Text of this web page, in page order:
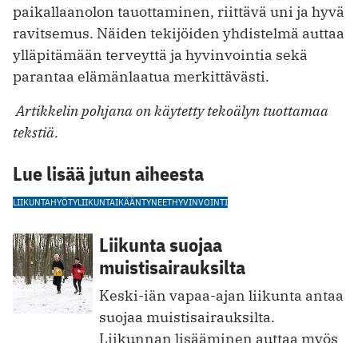
paikallaanolon tauottaminen, riittävä uni ja hyvä
ravitsemus. Näiden tekijöiden yhdistelmä auttaa
ylläpitämään terveyttä ja hyvinvointia sekä
parantaa elämänlaatua merkittävästi.
Artikkelin pohjana on käytetty tekoälyn tuottamaa
tekstiä.
Lue lisää jutun aiheesta
LIIKUNTAHYÖTYLIIKUNTAIKÄÄNTYNEETHYVINVOINTI
Liikunta suojaa
muistisairauksilta
Keski-iän vapaa-ajan liikunta antaa
suojaa muistisairauksilta.
Liikunnan lisääminen auttaa myös